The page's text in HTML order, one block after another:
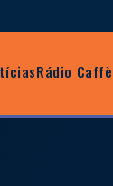
Rádio Caffè